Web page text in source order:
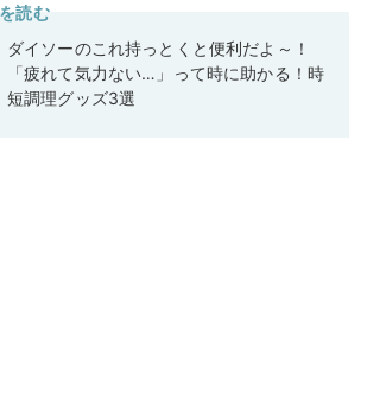
読む
ダイソーのこれ持っとくと便利だよ～！
「疲れて気力ない…」って時に助かる！時
短調理グッズ3選